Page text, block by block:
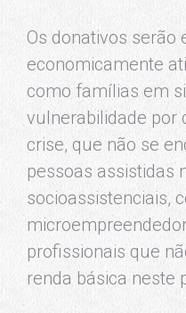
Os donativos serão
economicamente
como famílias em
vulnerabilidade por
crise, que não se
pessoas assistidas
socioassistenciais,
profissionais que
renda básica neste